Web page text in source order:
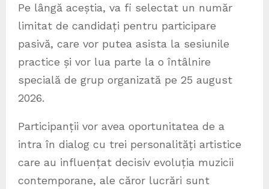
Pe lângă aceștia, va fi selectat un număr
limitat de candidați pentru participare
pasivă, care vor putea asista la sesiunile
practice și vor lua parte la o întâlnire
specială de grup organizată pe 25 august
2026.
Participanții vor avea oportunitatea de a
intra în dialog cu trei personalități artistice
care au influențat decisiv evoluția muzicii
contemporane, ale căror lucrări sunt